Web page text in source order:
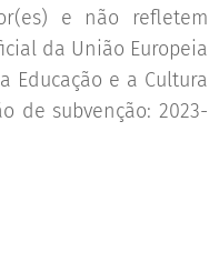
e não refletem
da União Europeia
Educação e a Cultura
de subvenção: 2023-